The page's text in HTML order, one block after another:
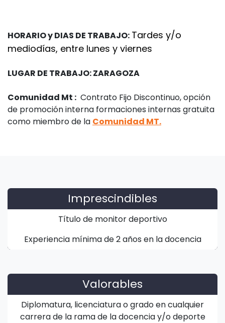
HORARIO y DIAS DE TRABAJO: Tardes y/o
mediodías, entre lunes y viernes
LUGAR DE TRABAJO: ZARAGOZA
Comunidad Mt : Contrato Fijo Discontinuo, opción
de promoción interna formaciones internas gratuita
como miembro de la Comunidad MT.
Imprescindibles
Título de monitor deportivo
Experiencia mínima de 2 años en la docencia
Valorables
Diplomatura, licenciatura o grado en cualquier
carrera de la rama de la docencia y/o deporte